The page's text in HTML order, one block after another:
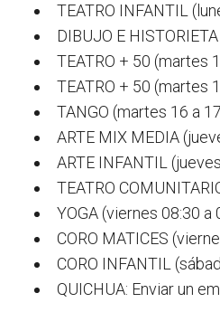
TEATRO INFANTIL
DIBUJO E
TEATRO + 50 (martes
TEATRO + 50 (martes
TANGO (martes 16 a
ARTE MIX MEDIA
ARTE INFANTIL
TEATRO
YOGA (viernes 08:30
CORO MATICES
CORO INFANTIL
QUICHUA: Enviar un